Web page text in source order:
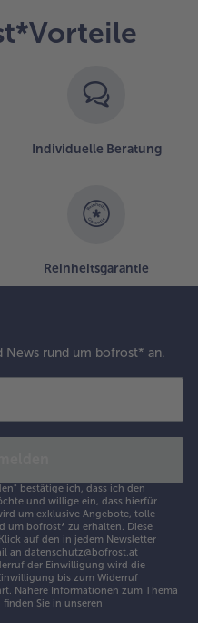
Individuelle Beratung
Reinheitsgarantie
News rund um bofrost* an.
bestätige ich, dass ich den
und willige ein, dass hierfür
um exklusive Angebote, tolle
um bofrost* zu erhalten. Diese
auf den in jedem Newsletter
an datenschutz@bofrost.at
der Einwilligung wird die
bis zum Widerruf
Nähere Informationen zum Thema
Sie in unseren